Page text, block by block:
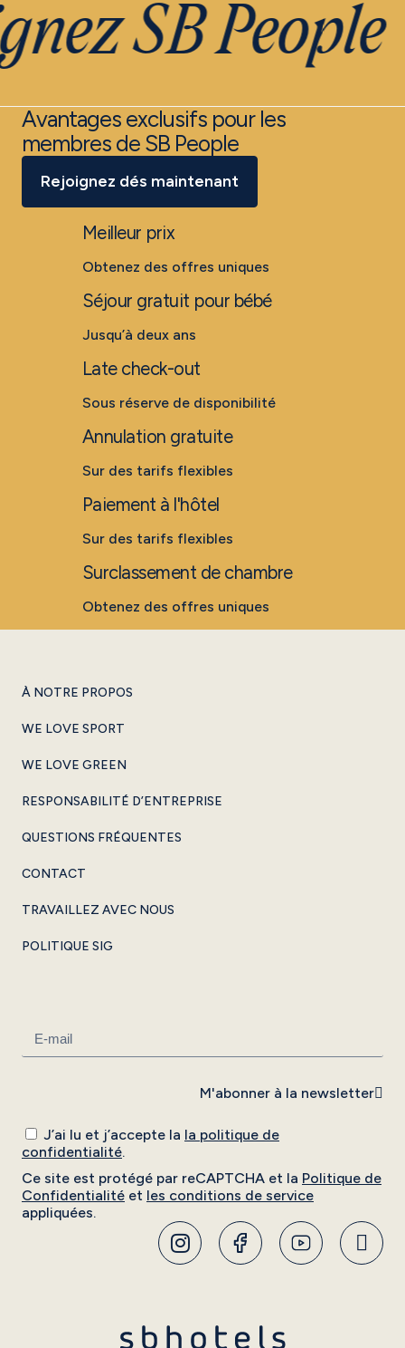
SB People
Avantages exclusifs pour les
membres de SB People
Rejoignez dés maintenant
Meilleur prix
Obtenez des offres uniques
Séjour gratuit pour bébé
Jusqu’à deux ans
Late check-out
Sous réserve de disponibilité
Annulation gratuite
Sur des tarifs flexibles
Paiement à l'hôtel
Sur des tarifs flexibles
Surclassement de chambre
Obtenez des offres uniques
À NOTRE PROPOS
WE LOVE SPORT
WE LOVE GREEN
RESPONSABILITÉ D’ENTREPRISE
QUESTIONS FRÉQUENTES
CONTACT
TRAVAILLEZ AVEC NOUS
POLITIQUE SIG
J’ai lu et j’accepte la la politique de
confidentialité.
Ce site est protégé par reCAPTCHA et la Politique de
Confidentialité et les conditions de service
appliquées.
M'abonner à la newsletter